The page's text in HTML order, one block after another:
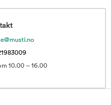
10.00 – 16.00